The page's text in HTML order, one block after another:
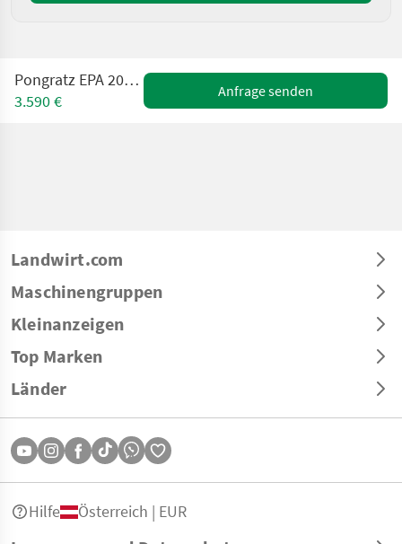
Pongratz EPA 206/12 G RS STK
3.590 €
Anfrage senden
Landwirt.com
Maschinengruppen
Kleinanzeigen
Top Marken
Länder
Hilfe Österreich | EUR